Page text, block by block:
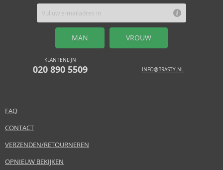
MAN VROUW
KLANTENLIJN
020 890 5509 INFO@BRASTY.NL
FAQ
CONTACT
VERZENDEN/RETOURNEREN
OPNIEUW BEKIJKEN